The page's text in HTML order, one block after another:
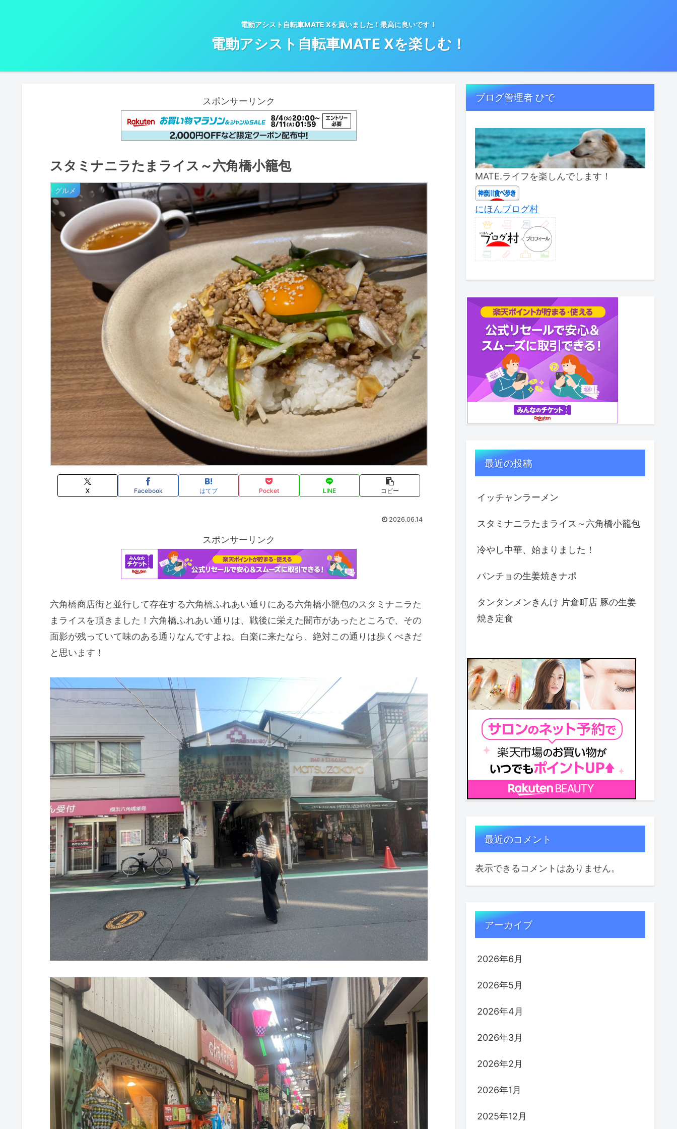
電動アシスト自転車MATE Xを買いました！最高に良いです！
電動アシスト自転車MATE Xを楽しむ！
スポンサーリンク
スタミナニラたまライス～六角橋小籠包
グルメ
X Facebook はてブ Pocket LINE コピー
2026.06.14
スポンサーリンク
六角橋商店街と並行して存在する六角橋ふれあい通りにある六角橋小籠包のスタミナニラた
まライスを頂きました！六角橋ふれあい通りは、戦後に栄えた闇市があったところで、その
面影が残っていて味のある通りなんですよね。白楽に来たなら、絶対この通りは歩くべきだ
と思います！
ブログ管理者 ひで
MATE.ライフを楽しんでします！
にほんブログ村
最近の投稿
イッチャンラーメン
スタミナニラたまライス～六角橋小籠包
冷やし中華、始まりました！
パンチョの生姜焼きナポ
タンタンメンきんけ 片倉町店 豚の生姜
焼き定食
最近のコメント
表示できるコメントはありません。
アーカイブ
2026年6月
2026年5月
2026年4月
2026年3月
2026年2月
2026年1月
2025年12月